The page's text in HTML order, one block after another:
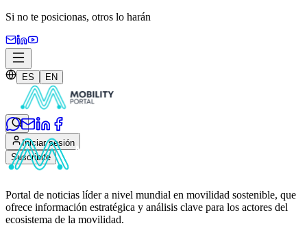
Si no te posicionas, otros lo harán
ES EN
Iniciar sesión
Suscribite
Portal de noticias líder a nivel mundial en movilidad sostenible, que
ofrece información estratégica y análisis clave para los actores del
ecosistema de la movilidad.